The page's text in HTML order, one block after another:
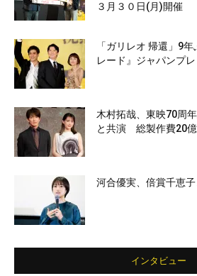
３月３０日(月)開催
「ガリレオ 帰還」9
レード』ジャパンプ
木村拓哉、東映70周
と共演 総製作費20億
河合優実、倍賞千恵子
インタビュー